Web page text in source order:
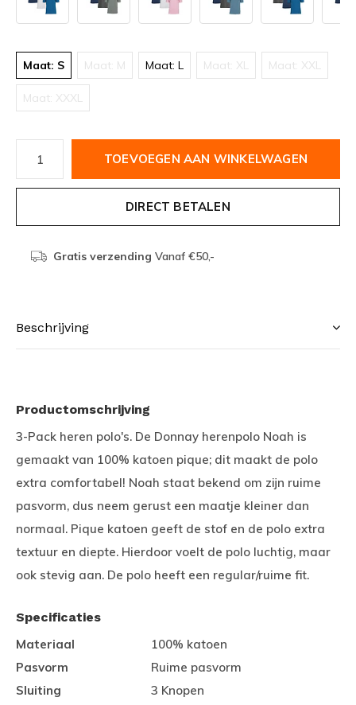
Maat: S Maat: M Maat: L Maat: XL Maat: XXL
Maat: XXXL
TOEVOEGEN AAN WINKELWAGEN
DIRECT BETALEN
Gratis verzending Vanaf €50,-
Beschrijving
Productomschrijving
3-Pack heren polo's. De Donnay herenpolo Noah is
gemaakt van 100% katoen pique; dit maakt de polo
extra comfortabel! Noah staat bekend om zijn ruime
pasvorm, dus neem gerust een maatje kleiner dan
normaal. Pique katoen geeft de stof en de polo extra
textuur en diepte. Hierdoor voelt de polo luchtig, maar
ook stevig aan. De polo heeft een regular/ruime fit.
Specificaties
Materiaal
100% katoen
Pasvorm
Ruime pasvorm
Sluiting
3 Knopen